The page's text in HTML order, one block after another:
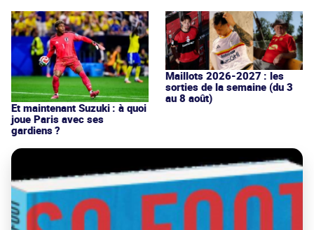
Et maintenant Suzuki : à quoi
joue Paris avec ses
gardiens ?
Maillots 2026-2027 : les
sorties de la semaine (du 3
au 8 août)